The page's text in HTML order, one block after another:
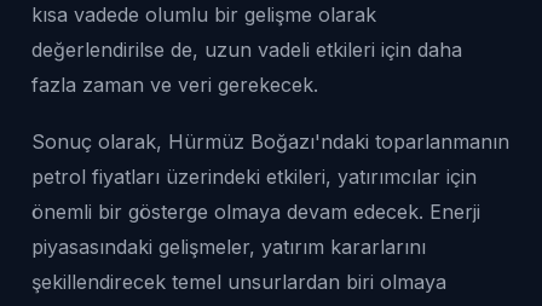
kısa vadede olumlu bir gelişme olarak
değerlendirilse de, uzun vadeli etkileri için daha
fazla zaman ve veri gerekecek.
Sonuç olarak, Hürmüz Boğazı'ndaki toparlanmanın
petrol fiyatları üzerindeki etkileri, yatırımcılar için
önemli bir gösterge olmaya devam edecek. Enerji
piyasasındaki gelişmeler, yatırım kararlarını
şekillendirecek temel unsurlardan biri olmaya